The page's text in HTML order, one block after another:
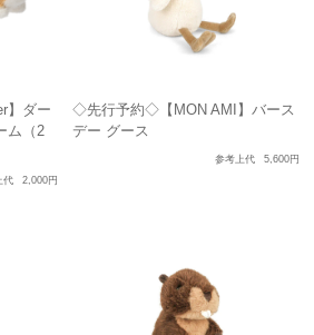
】ダー
ム（2
代 2,000円
◇先行予約◇【MON AMI】バース
デー グース
参考上代 5,600円